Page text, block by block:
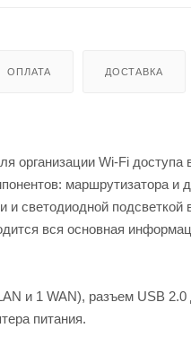
ОПЛАТА ДОСТАВКА
организации Wi-Fi доступа
маршрутизатора и
и светодиодной подсветкой
вся основная
и 1 WAN), разъем USB
питания.